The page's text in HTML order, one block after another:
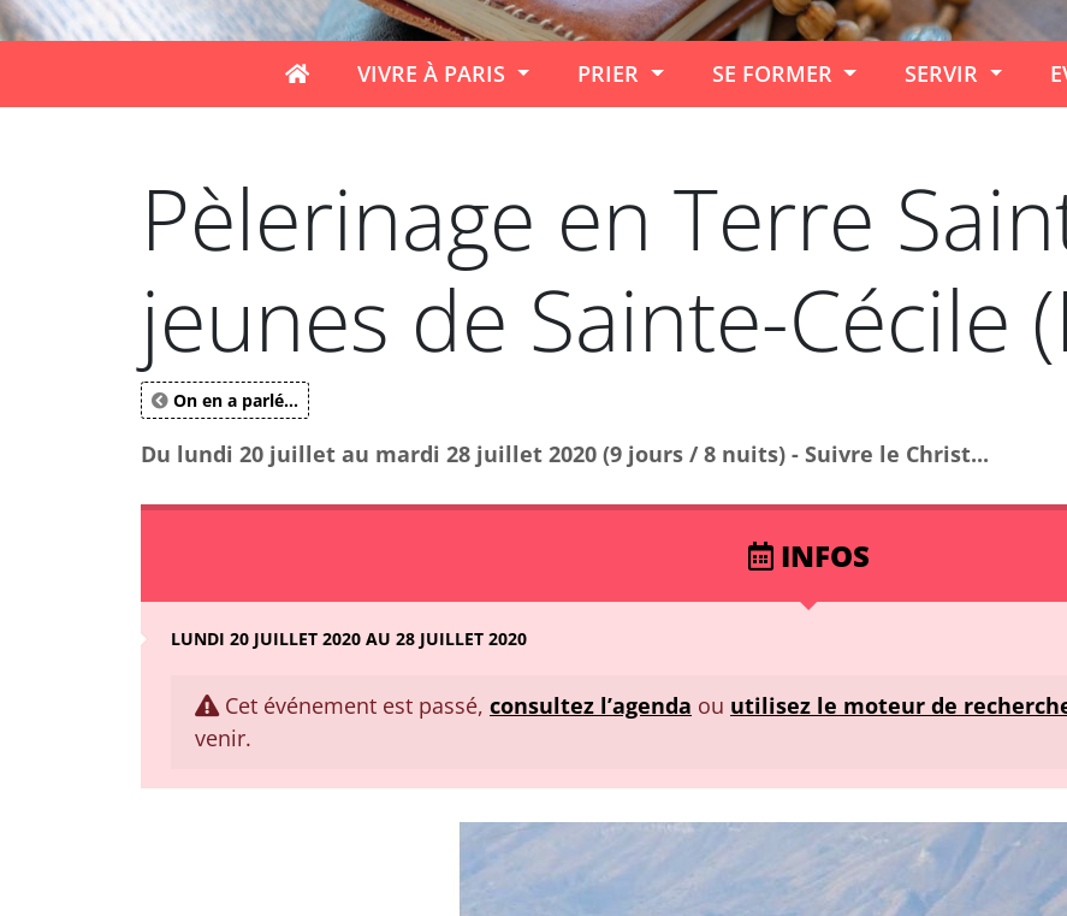
VIVRE À PARIS PRIER SE FORMER SERVIR
Pèlerinage en Terre
jeunes de Sainte-Cécile
On en a parlé...
Du lundi 20 juillet au mardi 28 juillet 2020 (9 jours / 8 nuits) - Suivre le Christ...
INFOS
LUNDI 20 JUILLET 2020 AU 28 JUILLET 2020
Cet événement est passé, consultez l’agenda ou utilisez le moteur de
venir.